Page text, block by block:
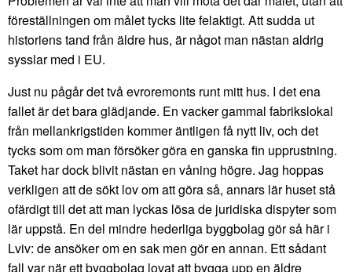
föreställningen om målet tycks lite felaktigt. Att sudda ut
historiens tand från äldre hus, är något man nästan aldrig
sysslar med i EU.
Just nu pågår det två evroremonts runt mitt hus. I det ena
fallet är det bara glädjande. En vacker gammal fabrikslokal
från mellankrigstiden kommer äntligen få nytt liv, och det
tycks som om man försöker göra en ganska fin upprustning.
Taket har dock blivit nästan en våning högre. Jag hoppas
verkligen att de sökt lov om att göra så, annars lär huset stå
ofärdigt till det att man lyckas lösa de juridiska dispyter som
lär uppstå. En del mindre hederliga byggbolag gör så här i
Lviv: de ansöker om en sak men gör en annan. Ett sådant
fall var när ett byggbolag lovat att bygga upp en äldre